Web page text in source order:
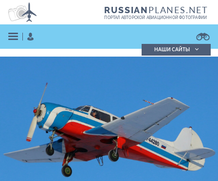
RUSSIANPLANES.NET
ПОРТАЛ АВТОРСКОЙ АВИАЦИОННОЙ ФОТОГРАФИИ
НАШИ САЙТЫ